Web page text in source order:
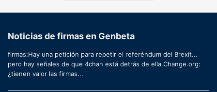
Noticias de firmas en Genbeta
firmas:Hay una petición para repetir el referéndum del Brexit...
pero hay señales de que 4chan está detrás de ella.Change.org:
¿tienen valor las firmas...